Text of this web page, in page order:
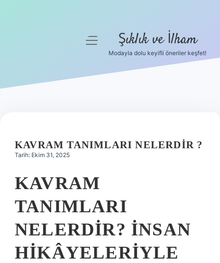
Hakkımızda
menüyü
Şıklık ve İlham
Modayla dolu keyifli öneriler keşfet!
KAVRAM TANIMLARI NELERDIR ?
Tarih: Ekim 31, 2025
KAVRAM
TANIMLARI
NELERDIR? İNSAN
HIKÂYELERIYLE